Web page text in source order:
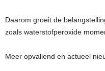
Daarom groeit de
zoals waterstofperoxide
Meer opvallend en actueel